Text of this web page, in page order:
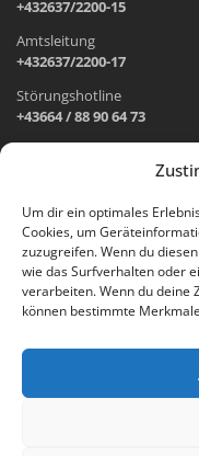
Um dir ein optimales
Cookies, um
zuzugreifen. Wenn du
wie das Surfverhalten oder
verarbeiten. Wenn du deine
können bestimmte
+432637/2200-15
Amtsleitung
+432637/2200-17
Störungshotline
+43664 / 88 90 64 73
Wr. Neustädter Straße 1
2733 Grünbach am
Öffnungszeiten
Montag: 8.00 – 12.00 Uhr
Freitag: 8.00 – 12.00 Uhr
Email: